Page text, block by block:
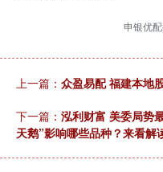
申银优
上一篇： 众盈易配 福建本地
下一篇： 泓利财富 美委局势
天鹅”影响哪些品种？来看解